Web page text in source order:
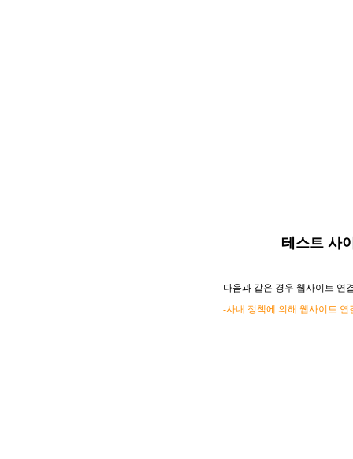
테스트 사
다음과 같은 경우 웹사이트 연
-사내 정책에 의해 웹사이트